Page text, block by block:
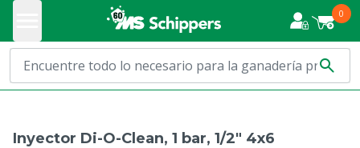
0
Inyector Di-O-Clean, 1 bar, 1/2" 4x6